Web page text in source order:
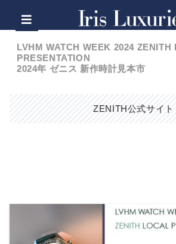
LVHM WATCH WEEK 2024 ZENITH
PRESENTATION
2024年 ゼニス 新作時計見本市
ZENITH公式サイト